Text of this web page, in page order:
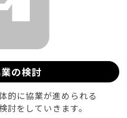
の検討
的に協業が進められる
討をしていきます。